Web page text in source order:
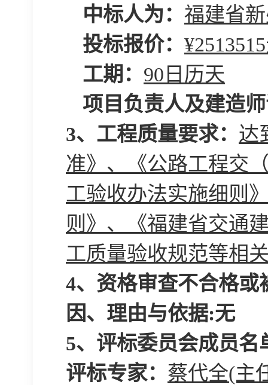
中标人为： 福建省
投标报价： ¥2513515
工期： 90 日历天
项目负责人及建造
3、 工程质量要求： 达
准》、《公路工程交
工验收办法实施细则
则》、《福建省交通
工质量验收规范等相
4、 资格审查不合格或
因、理由与依据:无
5、评标委员会成员名
评标专家： 蔡代全(主